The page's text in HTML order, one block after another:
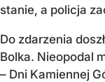
stanie, a policja
Do zdarzenia
Bolka. Nieopodal
– Dni Kamiennej